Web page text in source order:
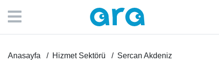
Anasayfa Hizmet Sektörü Sercan Akdeniz